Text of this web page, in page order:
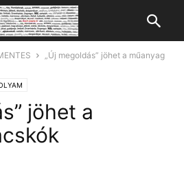
„Új megoldás” jöhet a műanyag
jöhet a